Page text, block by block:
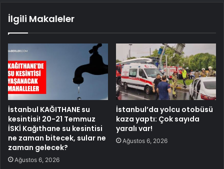
İlgili Makaleler
İstanbul KAĞITHANE su
kesintisi! 20-21 Temmuz
İSKİ Kağıthane su kesintisi
ne zaman bitecek, sular ne
zaman gelecek?
Ağustos 6, 2026
İstanbul’da yolcu otobüsü
kaza yaptı: Çok sayıda
yaralı var!
Ağustos 6, 2026